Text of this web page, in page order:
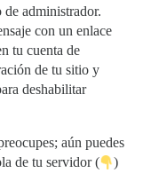
administrador.
con un enlace
tu cuenta de
de tu sitio y
deshabilitar
aún puedes
de tu servidor ( )